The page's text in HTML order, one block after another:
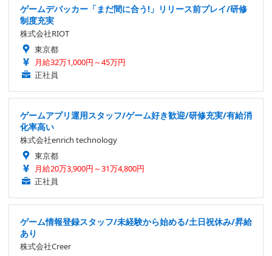
ゲームデバッカー「まだ間に合う!」リリース前プレイ/研修
制度充実
株式会社RIOT
東京都
月給32万1,000円～45万円
正社員
ゲームアプリ運用スタッフ/ゲーム好き歓迎/研修充実/有給消
化率高い
株式会社enrich technology
東京都
月給20万3,900円～31万4,800円
正社員
ゲーム情報登録スタッフ/未経験から始める/土日祝休み/昇給
あり
株式会社Creer